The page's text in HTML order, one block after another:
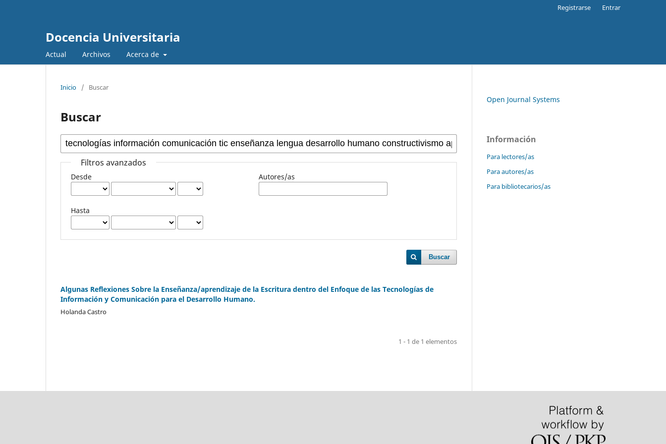
Docencia Universitaria
Actual Archivos Acerca de
Registrarse Entrar
Inicio / Buscar
Buscar
Filtros avanzados
Desde
Hasta
Autores/as
Buscar
Algunas Reflexiones Sobre la Enseñanza/aprendizaje de la Escritura dentro del Enfoque de las Tecnologías de
Información y Comunicación para el Desarrollo Humano.
Holanda Castro
1 - 1 de 1 elementos
Open Journal Systems
Información
Para lectores/as
Para autores/as
Para bibliotecarios/as